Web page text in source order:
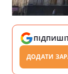
ДОДАТИ